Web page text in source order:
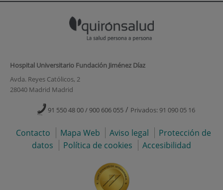
Hospital Universitario Fundación Jiménez Díaz
Avda. Reyes Católicos, 2
28040 Madrid Madrid
91 550 48 00 / 900 606 055 / Privados: 91 090 05 16
Contacto Mapa Web Aviso legal
Protección de
datos
Política de cookies Accesibilidad